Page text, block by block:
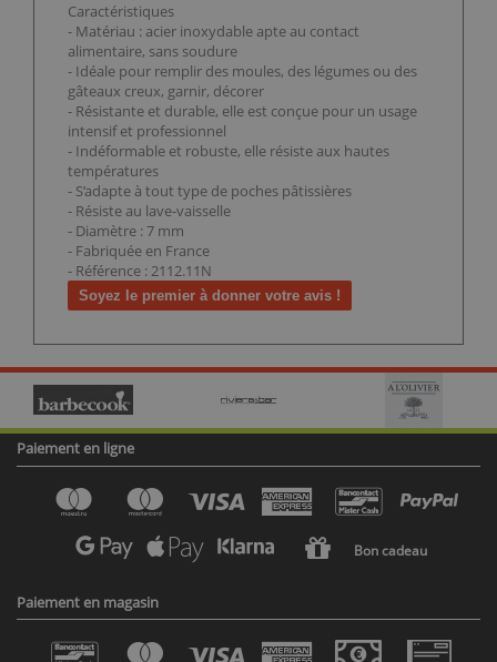
Caractéristiques
- Matériau : acier inoxydable apte au contact
alimentaire, sans soudure
- Idéale pour remplir des moules, des légumes ou des
gâteaux creux, garnir, décorer
- Résistante et durable, elle est conçue pour un usage
intensif et professionnel
- Indéformable et robuste, elle résiste aux hautes
températures
- S’adapte à tout type de poches pâtissières
- Résiste au lave-vaisselle
- Diamètre : 7 mm
- Fabriquée en France
- Référence : 2112.11N
Soyez le premier à donner votre avis !
Paiement en ligne
Bon cadeau
Paiement en magasin